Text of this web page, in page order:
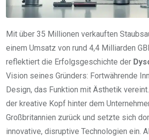
Mit über 35 Millionen verkauften
einem Umsatz von rund 4,4 Milliarden
reflektiert die Erfolgsgeschichte der
Vision seines Gründers: Fortwährende
Design, das Funktion mit Ästhetik
der kreative Kopf hinter dem
Großbritannien zurück und setzte sich
innovative, disruptive Technologien ein.